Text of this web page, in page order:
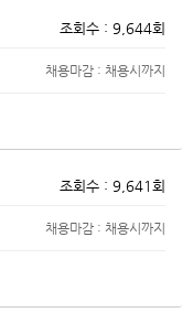
조회수 : 9,644회
채용마감 : 채용시까지
조회수 : 9,641회
채용마감 : 채용시까지